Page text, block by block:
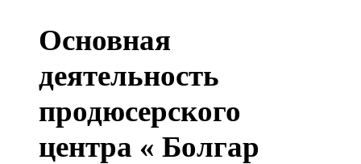
Основная
деятельность
продюсерского
центра « Болгар